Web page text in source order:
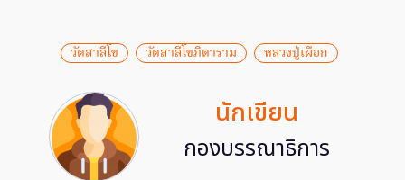
วัดสาลีโข วัดสาลีโขภิตาราม หลวงปู่เผือก
นักเขียน
กองบรรณาธิการ